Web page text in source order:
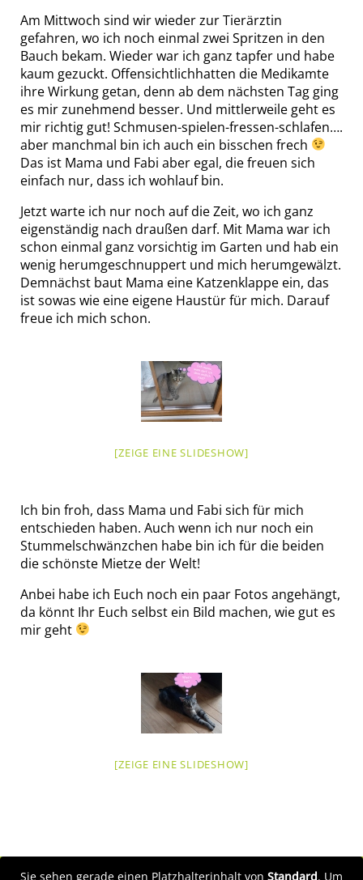
Am Mittwoch sind wir wieder zur Tierärztin
gefahren, wo ich noch einmal zwei Spritzen in den
Bauch bekam. Wieder war ich ganz tapfer und habe
kaum gezuckt. Offensichtlichhatten die Medikamte
ihre Wirkung getan, denn ab dem nächsten Tag ging
es mir zunehmend besser. Und mittlerweile geht es
mir richtig gut! Schmusen-spielen-fressen-schlafen….
aber manchmal bin ich auch ein bisschen frech
Das ist Mama und Fabi aber egal, die freuen sich
einfach nur, dass ich wohlauf bin.
Jetzt warte ich nur noch auf die Zeit, wo ich ganz
eigenständig nach draußen darf. Mit Mama war ich
schon einmal ganz vorsichtig im Garten und hab ein
wenig herumgeschnuppert und mich herumgewälzt.
Demnächst baut Mama eine Katzenklappe ein, das
ist sowas wie eine eigene Haustür für mich. Darauf
freue ich mich schon.
[ZEIGE EINE SLIDESHOW]
Ich bin froh, dass Mama und Fabi sich für mich
entschieden haben. Auch wenn ich nur noch ein
Stummelschwänzchen habe bin ich für die beiden
die schönste Mietze der Welt!
Anbei habe ich Euch noch ein paar Fotos angehängt,
da könnt Ihr Euch selbst ein Bild machen, wie gut es
mir geht
[ZEIGE EINE SLIDESHOW]
Sie sehen gerade einen Platzhalterinhalt von Standard. Um